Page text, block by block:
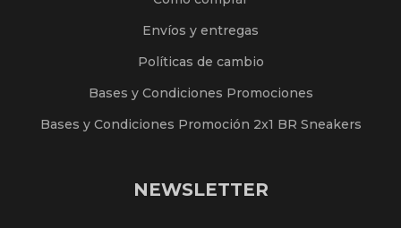
Envíos y entregas
Políticas de cambio
Bases y Condiciones Promociones
Bases y Condiciones Promoción 2x1 BR Sneakers
NEWSLETTER